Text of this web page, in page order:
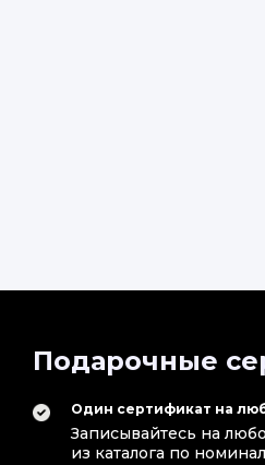
Подарочные
Один сертификат на
Записывайтесь на
из каталога по